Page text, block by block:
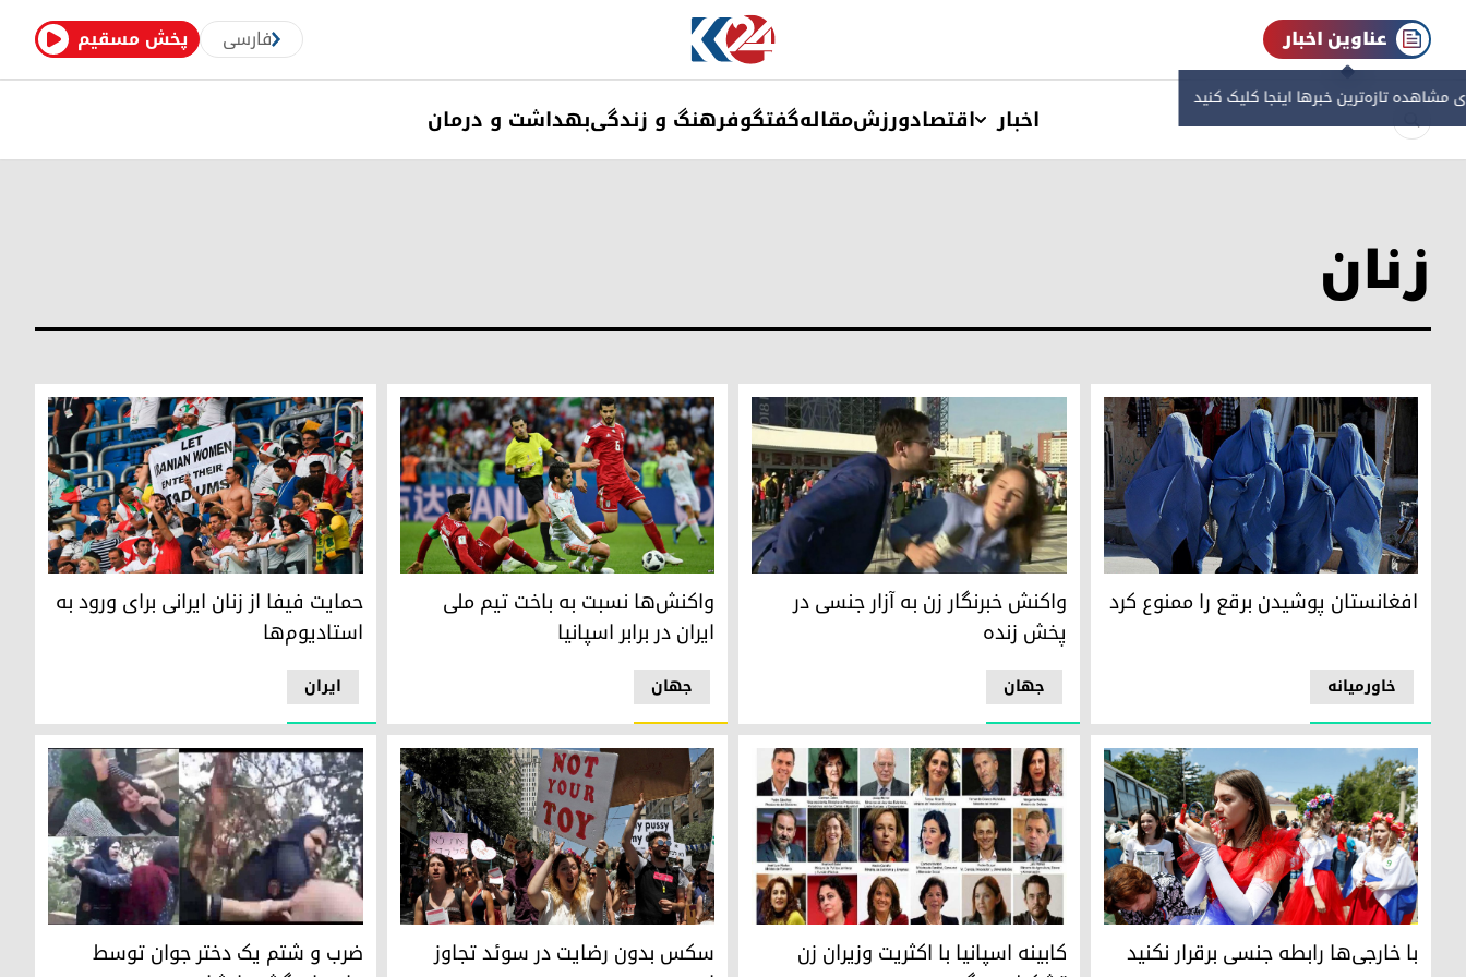
پخش مسقیم فارسی عناوین اخبار
مشاهده‌ تازه‌ترین خبرها اینجا کلیک کنید
اخبار اقتصادورزشمقالهگفتگوفرهنگ و زندگیبهداشت و درمان
زنان
افغانستان پوشیدن برقع را ممنوع کرد
خاورمیانە
افغانستان پوشیدن برقع را ممنوع کرد واکنش خبرنگار زن به آزار جنسی در پخش زنده
جھان
واکنش خبرنگار زن به آزار جنسی در
پخش زنده
واكنش‌ها نسبت به باخت تیم ملی ایران در برابر اسپانیا
جھان
واكنش‌ها نسبت به باخت تیم ملی
ایران در برابر اسپانیا
حمایت فیفا از زنان ایرانی برای ورود به
ایران
حمایت فیفا از زنان ایرانی برای ورود به
استادیوم‌ها
با خارجی‌ها رابطه جنسی برقرار نکنید
با خارجی‌ها رابطه جنسی برقرار نکنید کابینە اسپانیا با اکثریت وزیران زن تشکیل می‌گردد
کابینە اسپانیا با اکثریت وزیران زن سکس بدون رضایت در سوئد تجاوز است
سکس بدون رضایت در سوئد تجاوز ضرب و شتم یک دختر جوان توسط ماموران گشت
ضرب و شتم یک دختر جوان توسط